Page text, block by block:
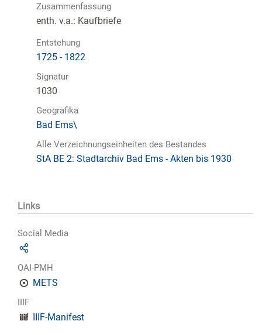
Zusammenfassung
enth. v.a.: Kaufbriefe
Entstehung
1725 - 1822
Signatur
1030
Geografika
Bad Ems\
Alle Verzeichnungseinheiten des Bestandes
StA BE 2: Stadtarchiv Bad Ems - Akten bis 1930
Links
Social Media
OAI-PMH
METS
IIIF
IIIF-Manifest